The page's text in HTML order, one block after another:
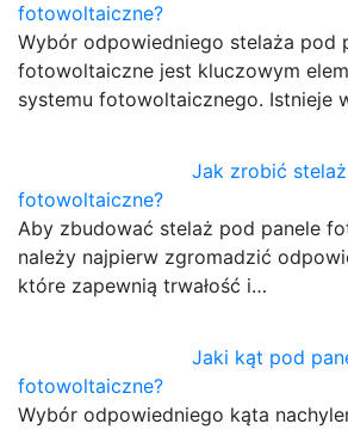
fotowoltaiczne?
Wybór odpowiedniego stelaża pod
fotowoltaiczne jest kluczowym
systemu fotowoltaicznego. Istnieje
Jak zrobić
fotowoltaiczne?
Aby zbudować stelaż pod panele
należy najpierw zgromadzić
które zapewnią trwałość i…
Jaki kąt pod
fotowoltaiczne?
Wybór odpowiedniego kąta